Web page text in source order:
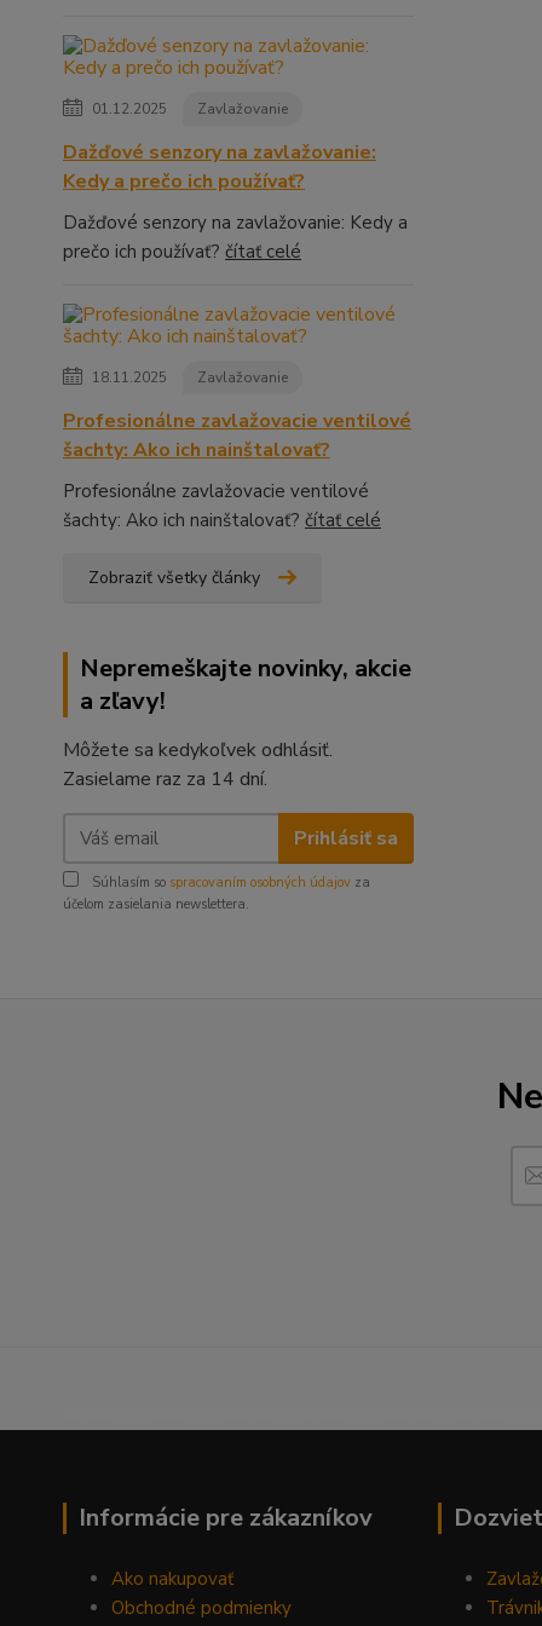
01.12.2025 Zavlažovanie
Dažďové senzory na zavlažovanie:
Kedy a prečo ich používať?
Dažďové senzory na zavlažovanie: Kedy a
prečo ich používať? čítať celé
18.11.2025 Zavlažovanie
Profesionálne zavlažovacie ventilové
šachty: Ako ich nainštalovať?
Profesionálne zavlažovacie ventilové
šachty: Ako ich nainštalovať? čítať celé
Zobraziť všetky články
Nepremeškajte novinky, akcie
a zľavy!
Môžete sa kedykoľvek odhlásiť.
Zasielame raz za 14 dní.
Prihlásiť sa
Súhlasím so spracovaním osobných údajov za
účelom zasielania newslettera.
Informácie pre zákazníkov
Ako nakupovať
Obchodné podmienky